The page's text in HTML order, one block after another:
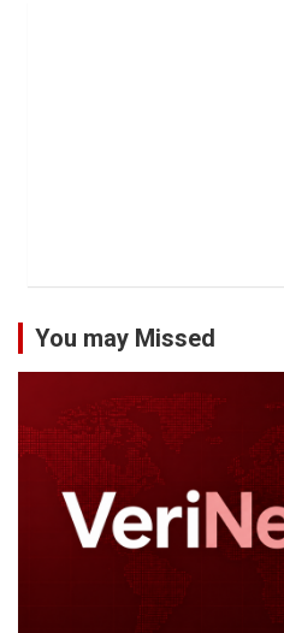
You may Missed